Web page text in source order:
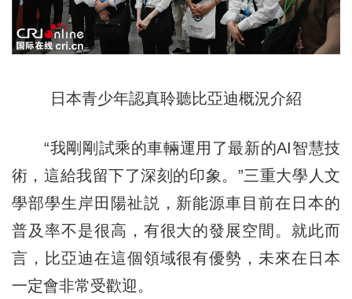
日本青少年認真聆聽比亞迪概況介紹
“我剛剛試乘的車輛運用了最新的AI智慧技
術，這給我留下了深刻的印象。”三重大學人文
學部學生岸田 陽祉説，新能源車目前在日本的
普及率不是很高，有很大的發展空間。就此而
言，比亞迪在這個領域很有優勢，未來在日本
一定會非常受歡迎。